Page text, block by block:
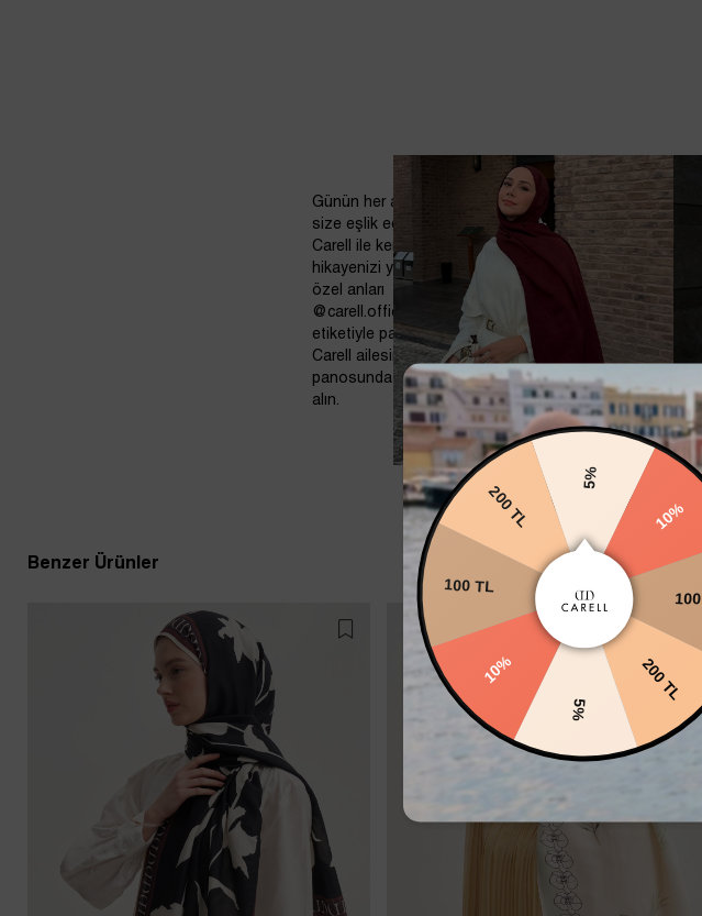
Günün her anında
size eşlik eden
Carell ile kendi stil
hikayenizi yazın. Bu
özel anları
@carell.official
etiketiyle paylaşarak
Carell ailesinin selfie
panosunda yerinizi
alın.
Benzer Ürünler
5%
10%
200 TL
5%
10%
100 TL
200 TL